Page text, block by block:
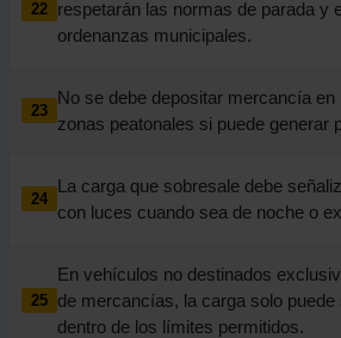
22
respetarán las normas de parada y
ordenanzas municipales.
23
No se debe depositar mercancía en
zonas peatonales si puede generar
24
La carga que sobresale debe
con luces cuando sea de noche o
25
En vehículos no destinados
de mercancías, la carga solo
dentro de los límites permitidos.